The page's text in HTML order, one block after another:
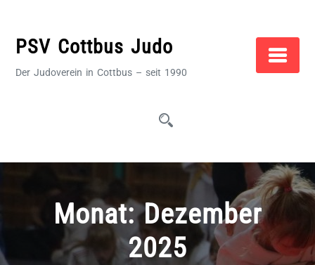
springenPSV Cottbus Judo
Der Judoverein in Cottbus – seit 1990
Monat:Dezember
2025